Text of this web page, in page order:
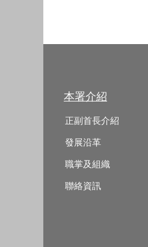
本署介紹
正副首長介紹
發展沿革
職掌及組織
聯絡資訊